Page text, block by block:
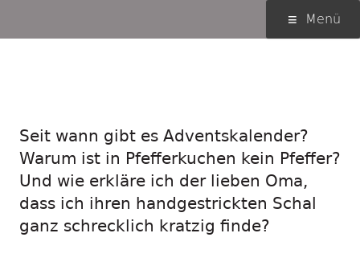
Menü
Menü
Seit wann gibt es Adventskalender?
Warum ist in Pfefferkuchen kein Pfeffer?
Und wie erkläre ich der lieben Oma,
dass ich ihren handgestrickten Schal
ganz schrecklich kratzig finde?